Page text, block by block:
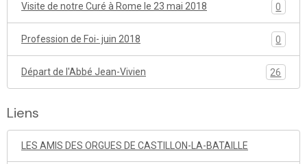
Visite de notre Curé à Rome le 23 mai 2018 0
Profession de Foi- juin 2018 0
Départ de l'Abbé Jean-Vivien 26
Liens
LES AMIS DES ORGUES DE CASTILLON-LA-BATAILLE